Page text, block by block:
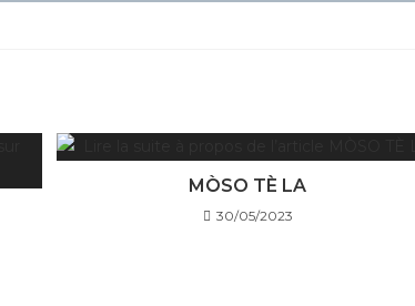
MÒSO TÈ LA
30/05/2023